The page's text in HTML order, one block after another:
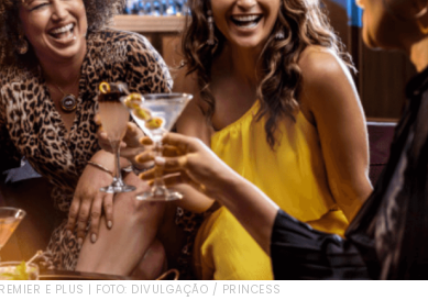
E PLUS | FOTO: DIVULGAÇÃO / PRINCESS